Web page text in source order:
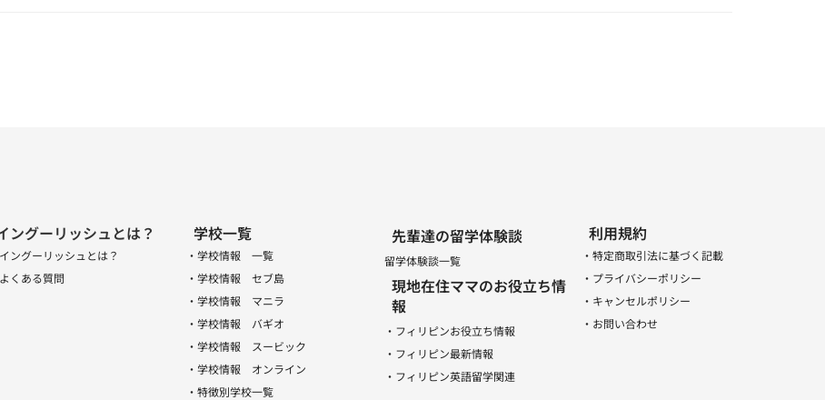
ングーリッシュとは？
ングーリッシュとは？
くある質問
学校一覧
・学校情報 一覧
・学校情報 セブ島
・学校情報 マニラ
・学校情報 バギオ
・学校情報 スービック
・学校情報 オンライン
・特徴別学校一覧
先輩達の留学体験談
留学体験談一覧
現地在住ママのお役立ち情
報
・フィリピンお役立ち情報
・フィリピン最新情報
・フィリピン英語留学関連
利用規約
・特定商取引法に基づく記載
・プライバシーポリシー
・キャンセルポリシー
・お問い合わせ